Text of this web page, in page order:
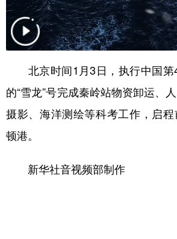
四川 贵州 云南
陕西 甘肃 青海
新疆 内蒙古 黑龙江
多语种频道
Русский язык
北京时间1月3日，执行中国第
的“雪龙”号完成秦岭站物资卸运、
摄影、海洋测绘等科考工作，启
顿港。
新华社音视频部制作